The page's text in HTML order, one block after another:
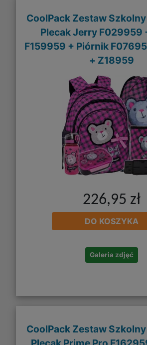
CoolPack Zestaw
Plecak Jerry F029959
F159959 + Piórnik
+ Z18959
226,95 zł
DO KOSZYKA
Galeria zdjęć
CoolPack Zestaw